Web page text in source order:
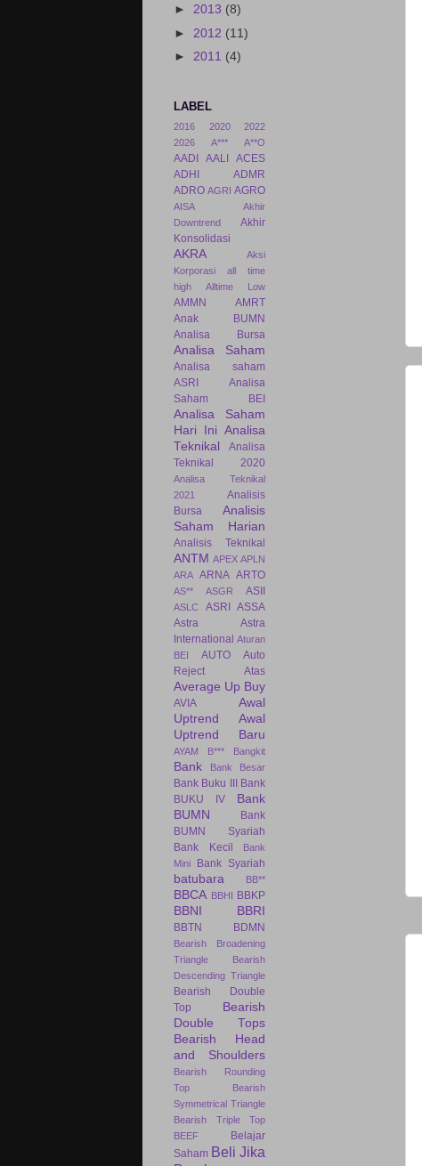
► 2013 (8)
► 2012 (11)
► 2011 (4)
LABEL
2016 2020
2022
2026
A*** A**O
AADI AALI
ACES
ADHI
ADMR
ADRO AGRI AGRO
AISA
Akhir
Downtrend
Akhir
Konsolidasi
AKRA
Aksi
Korporasi
all time
high
Alltime Low
AMMN
AMRT
Anak BUMN
Analisa Bursa
Analisa Saham
Analisa saham
ASRI
Analisa
Saham BEI
Analisa Saham
Hari Ini Analisa
Teknikal
Analisa
Teknikal 2020
Analisa Teknikal
2021
Analisis
Bursa
Analisis
Saham Harian
Analisis Teknikal
ANTM APEX APLN
ARA ARNA ARTO
AS** ASGR ASII
ASLC ASRI
ASSA
Astra
Astra
International Aturan
BEI
AUTO
Auto
Reject Atas
Average Up Buy
AVIA
Awal
Uptrend
Awal
Uptrend Baru
AYAM B*** Bangkit
Bank Bank Besar
Bank Buku III
Bank
BUKU IV
Bank
BUMN
Bank
BUMN Syariah
Bank Kecil
Bank
Mini
Bank Syariah
batubara BB**
BBCA BBHI BBKP
BBNI BBRI
BBTN BDMN
Bearish Broadening
Triangle
Bearish
Descending Triangle
Bearish Double
Top
Bearish
Double Tops
Bearish Head
and Shoulders
Bearish Rounding
Top
Bearish
Symmetrical Triangle
Bearish Triple Top
BEEF
Belajar
Saham Beli Jika